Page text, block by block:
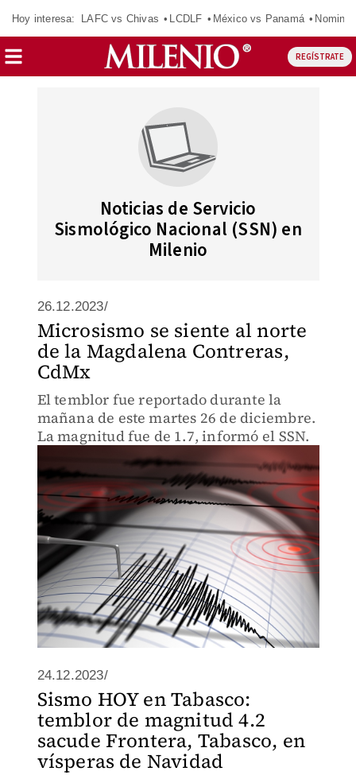
Hoy interesa: LAFC vs Chivas LCDLF México vs Panamá
REGÍSTRATE
Noticias de Servicio
Sismológico Nacional (SSN) en
Milenio
26.12.2023/
Microsismo se siente al norte
de la Magdalena Contreras,
CdMx
El temblor fue reportado durante la
mañana de este martes 26 de diciembre.
La magnitud fue de 1.7, informó el SSN.
24.12.2023/
Sismo HOY en Tabasco:
temblor de magnitud 4.2
sacude Frontera, Tabasco, en
vísperas de Navidad